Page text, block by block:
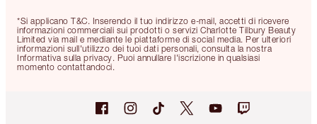
*Si applicano T&C. Inserendo il tuo indirizzo e-mail, accetti di ricevere
informazioni commerciali sui prodotti o servizi Charlotte Tilbury Beauty
Limited via mail e mediante le piattaforme di social media. Per ulteriori
informazioni sull'utilizzo dei tuoi dati personali, consulta la nostra
Informativa sulla privacy. Puoi annullare l'iscrizione in qualsiasi
momento contattandoci.